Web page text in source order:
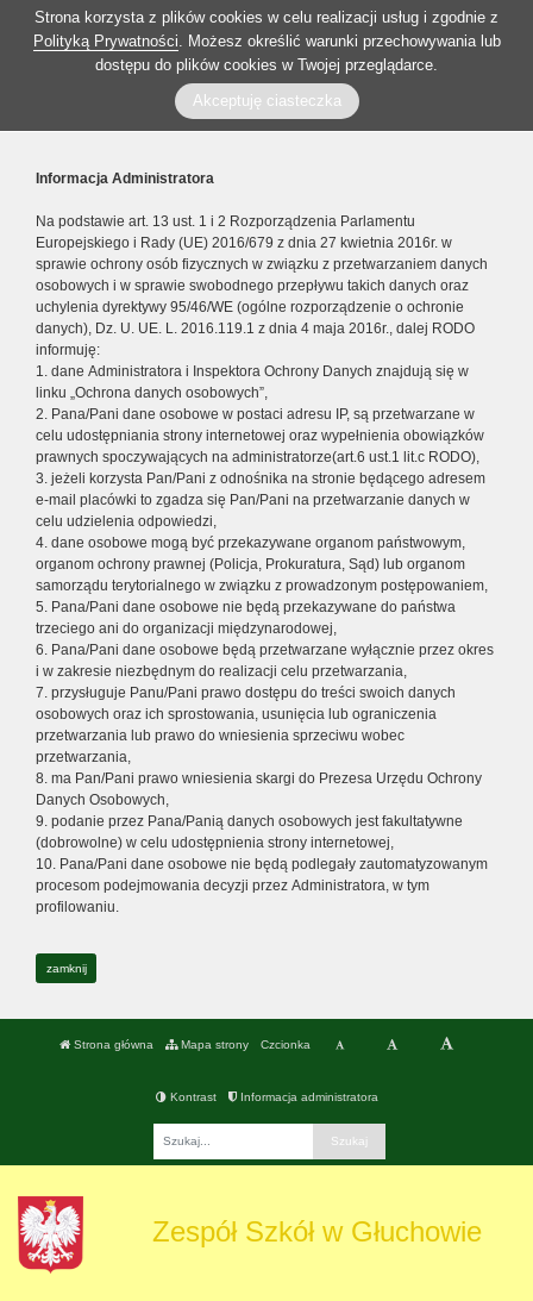
Strona korzysta z plików cookies w celu realizacji usług i zgodnie z
Polityką Prywatności. Możesz określić warunki przechowywania lub
dostępu do plików cookies w Twojej przeglądarce.
Akceptuję ciasteczka
Informacja Administratora
Na podstawie art. 13 ust. 1 i 2 Rozporządzenia Parlamentu
Europejskiego i Rady (UE) 2016/679 z dnia 27 kwietnia 2016r. w
sprawie ochrony osób fizycznych w związku z przetwarzaniem danych
osobowych i w sprawie swobodnego przepływu takich danych oraz
uchylenia dyrektywy 95/46/WE (ogólne rozporządzenie o ochronie
danych), Dz. U. UE. L. 2016.119.1 z dnia 4 maja 2016r., dalej RODO
informuję:
1. dane Administratora i Inspektora Ochrony Danych znajdują się w
linku „Ochrona danych osobowych”,
2. Pana/Pani dane osobowe w postaci adresu IP, są przetwarzane w
celu udostępniania strony internetowej oraz wypełnienia obowiązków
prawnych spoczywających na administratorze(art.6 ust.1 lit.c RODO),
3. jeżeli korzysta Pan/Pani z odnośnika na stronie będącego adresem
e-mail placówki to zgadza się Pan/Pani na przetwarzanie danych w
celu udzielenia odpowiedzi,
4. dane osobowe mogą być przekazywane organom państwowym,
organom ochrony prawnej (Policja, Prokuratura, Sąd) lub organom
samorządu terytorialnego w związku z prowadzonym postępowaniem,
5. Pana/Pani dane osobowe nie będą przekazywane do państwa
trzeciego ani do organizacji międzynarodowej,
6. Pana/Pani dane osobowe będą przetwarzane wyłącznie przez okres
i w zakresie niezbędnym do realizacji celu przetwarzania,
7. przysługuje Panu/Pani prawo dostępu do treści swoich danych
osobowych oraz ich sprostowania, usunięcia lub ograniczenia
przetwarzania lub prawo do wniesienia sprzeciwu wobec
przetwarzania,
8. ma Pan/Pani prawo wniesienia skargi do Prezesa Urzędu Ochrony
Danych Osobowych,
9. podanie przez Pana/Panią danych osobowych jest fakultatywne
(dobrowolne) w celu udostępnienia strony internetowej,
10. Pana/Pani dane osobowe nie będą podlegały zautomatyzowanym
procesom podejmowania decyzji przez Administratora, w tym
profilowaniu.
zamknij
Strona główna Mapa strony Czcionka
Kontrast Informacja administratora
Zespół Szkół w Głuchowie